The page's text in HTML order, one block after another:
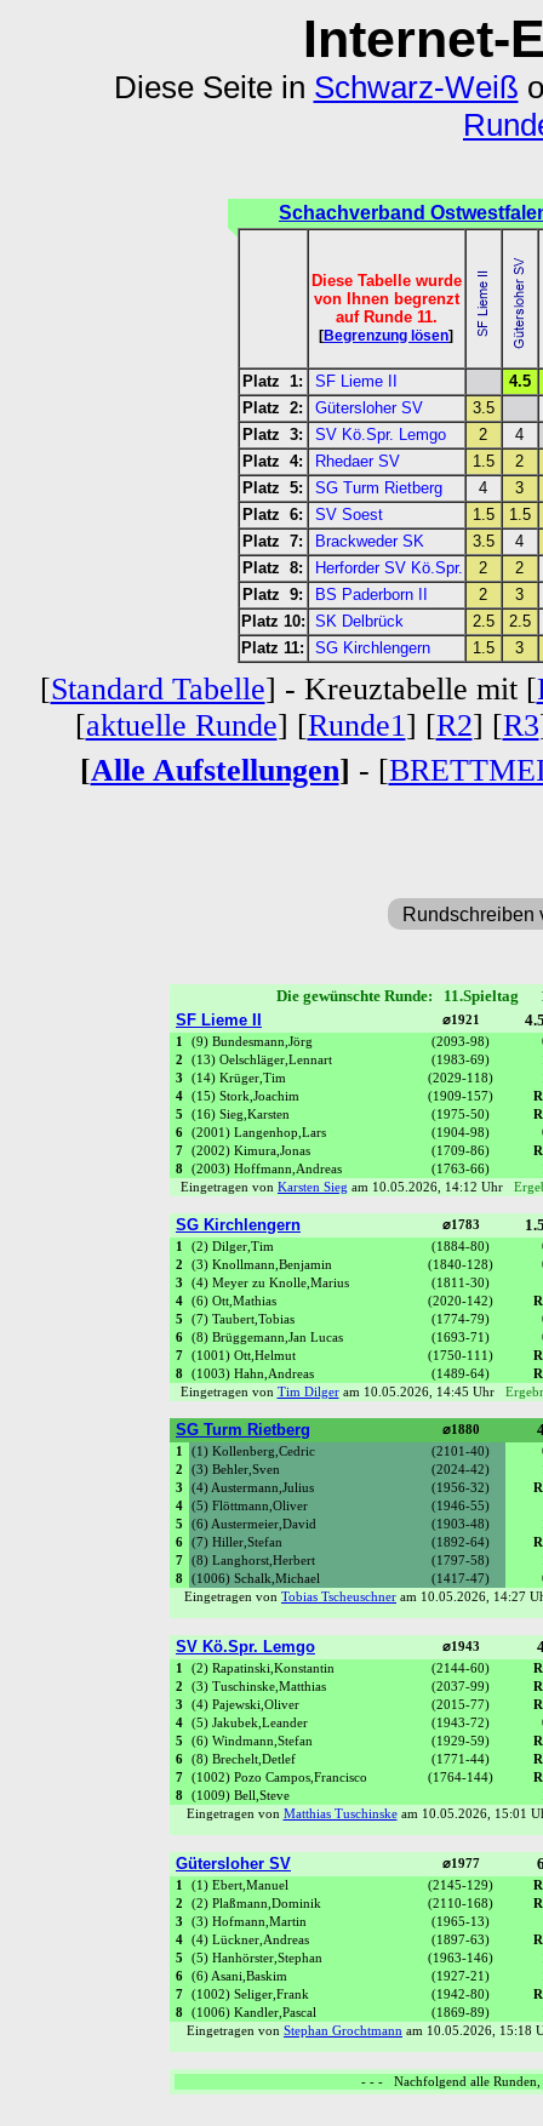
Internet-
Diese Seite in Schwarz-Weiß
Schachverband
Diese Tabelle wurde
von Ihnen begrenzt
auf Runde 11.
[Begrenzung lösen]
Platz 1: SF Lieme II
4.5
Platz 2:
Gütersloher SV
3.5
Platz 3:
SV Kö.Spr. Lemgo 2
4
Platz 4:
Rhedaer SV 1.5
2
Platz 5:
SG Turm Rietberg 4
3
Platz 6:
SV Soest 1.5
1.5
Platz 7:
Brackweder SK 3.5
4
Platz 8:
Herforder SV Kö.Spr. 2
2
Platz 9:
BS Paderborn II 2
3
Platz 10: SK Delbrück 2.5
2.5
Platz 11:
SG Kirchlengern 1.5 3
[Standard Tabelle] - Kreuztabelle mit [
[aktuelle Runde] [Runde1] [R2] [R3
[Alle Aufstellungen] - [
Rundschreiben
Die gewünschte Runde:
SF Lieme II
⌀1921
1 (9) Bundesmann,Jörg (2093-98)
2
(13) Oelschläger,Lennart (1983-69)
3
(14) Krüger,Tim (2029-118)
4
(15) Stork,Joachim (1909-157)
5
(16) Sieg,Karsten (1975-50)
6
(2001) Langenhop,Lars (1904-98)
7
(2002) Kimura,Jonas (1709-86)
8
(2003) Hoffmann,Andreas (1763-66)
Eingetragen von Karsten Sieg am 10.05.2026, 14:12 Uhr
SG Kirchlengern ⌀1783
1 (2) Dilger,Tim (1884-80)
2
(3) Knollmann,Benjamin (1840-128)
3
(4) Meyer zu Knolle,Marius (1811-30)
4
(6) Ott,Mathias (2020-142)
5
(7) Taubert,Tobias (1774-79)
6
(8) Brüggemann,Jan Lucas (1693-71)
7
(1001) Ott,Helmut (1750-111)
8
(1003) Hahn,Andreas (1489-64)
Eingetragen von Tim Dilgeram 10.05.2026, 14:45 Uhr
SG Turm Rietberg ⌀1880
1 (1) Kollenberg,Cedric (2101-40)
2
(3) Behler,Sven (2024-42)
3
(4) Austermann,Julius (1956-32)
4
(5) Flöttmann,Oliver (1946-55)
5
(6) Austermeier,David (1903-48)
6
(7) Hiller,Stefan (1892-64)
7
(8) Langhorst,Herbert (1797-58)
8
(1006) Schalk,Michael (1417-47)
Eingetragen von Tobias Tscheuschner am 10.05.2026, 14:27
SV Kö.Spr. Lemgo ⌀1943
1 (2) Rapatinski,Konstantin (2144-60)
2
(3) Tuschinske,Matthias (2037-99)
3
(4) Pajewski,Oliver (2015-77)
4
(5) Jakubek,Leander (1943-72)
5
(6) Windmann,Stefan (1929-59)
6
(8) Brechelt,Detlef (1771-44)
7
(1002) Pozo Campos,Francisco (1764-144)
8
(1009) Bell,Steve
Eingetragen von Matthias Tuschinskeam 10.05.2026, 15:01
Gütersloher SV ⌀1977
1 (1) Ebert,Manuel (2145-129)
2
(2) Plaßmann,Dominik (2110-168)
3
(3) Hofmann,Martin (1965-13)
4
(4) Lückner,Andreas (1897-63)
5
(5) Hanhörster,Stephan (1963-146)
6
(6) Asani,Baskim (1927-21)
7
(1002) Seliger,Frank (1942-80)
8
(1006) Kandler,Pascal (1869-89)
Eingetragen von Stephan Grochtmann am 10.05.2026,
- - - Nachfolgend alle